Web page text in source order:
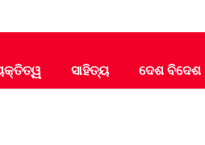
ସାହିତ୍ୟ ଦେଶ ବିଦେଶ